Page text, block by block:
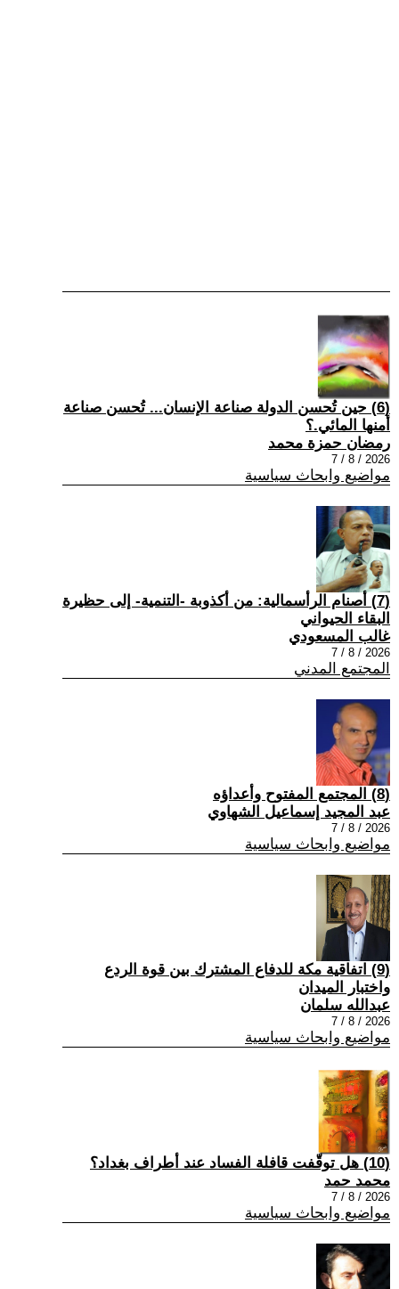
(6) حين تُحسن الدولة صناعة الإنسان... تُحسن صناعة
أمنها المائي.؟
رمضان حمزة محمد
2026 / 8 / 7
مواضيع وابحاث سياسية
(7) أصنام الرأسمالية: من أكذوبة -التنمية- إلى حظيرة
البقاء الحيواني
غالب المسعودي
2026 / 8 / 7
المجتمع المدني
(8) المجتمع المفتوح وأعداؤه
عبد المجيد إسماعيل الشهاوي
2026 / 8 / 7
مواضيع وابحاث سياسية
(9) اتفاقية مكة للدفاع المشترك بين قوة الردع
واختبار الميدان
عبدالله سلمان
2026 / 8 / 7
مواضيع وابحاث سياسية
(10) هل توقّفت قافلة الفساد عند أطراف بغداد؟
محمد حمد
2026 / 8 / 7
مواضيع وابحاث سياسية